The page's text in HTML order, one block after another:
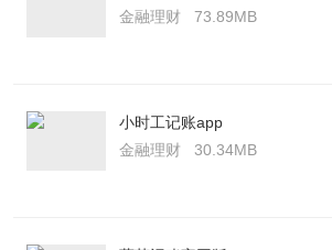
金融理财
73.89MB
小时工记账app
金融理财
30.34MB